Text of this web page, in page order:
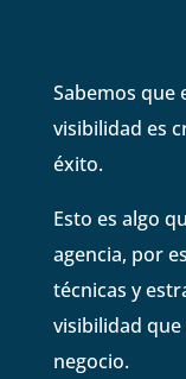
Sabemos que
visibilidad es
éxito.
Esto es algo
agencia, por
técnicas y
visibilidad
negocio.